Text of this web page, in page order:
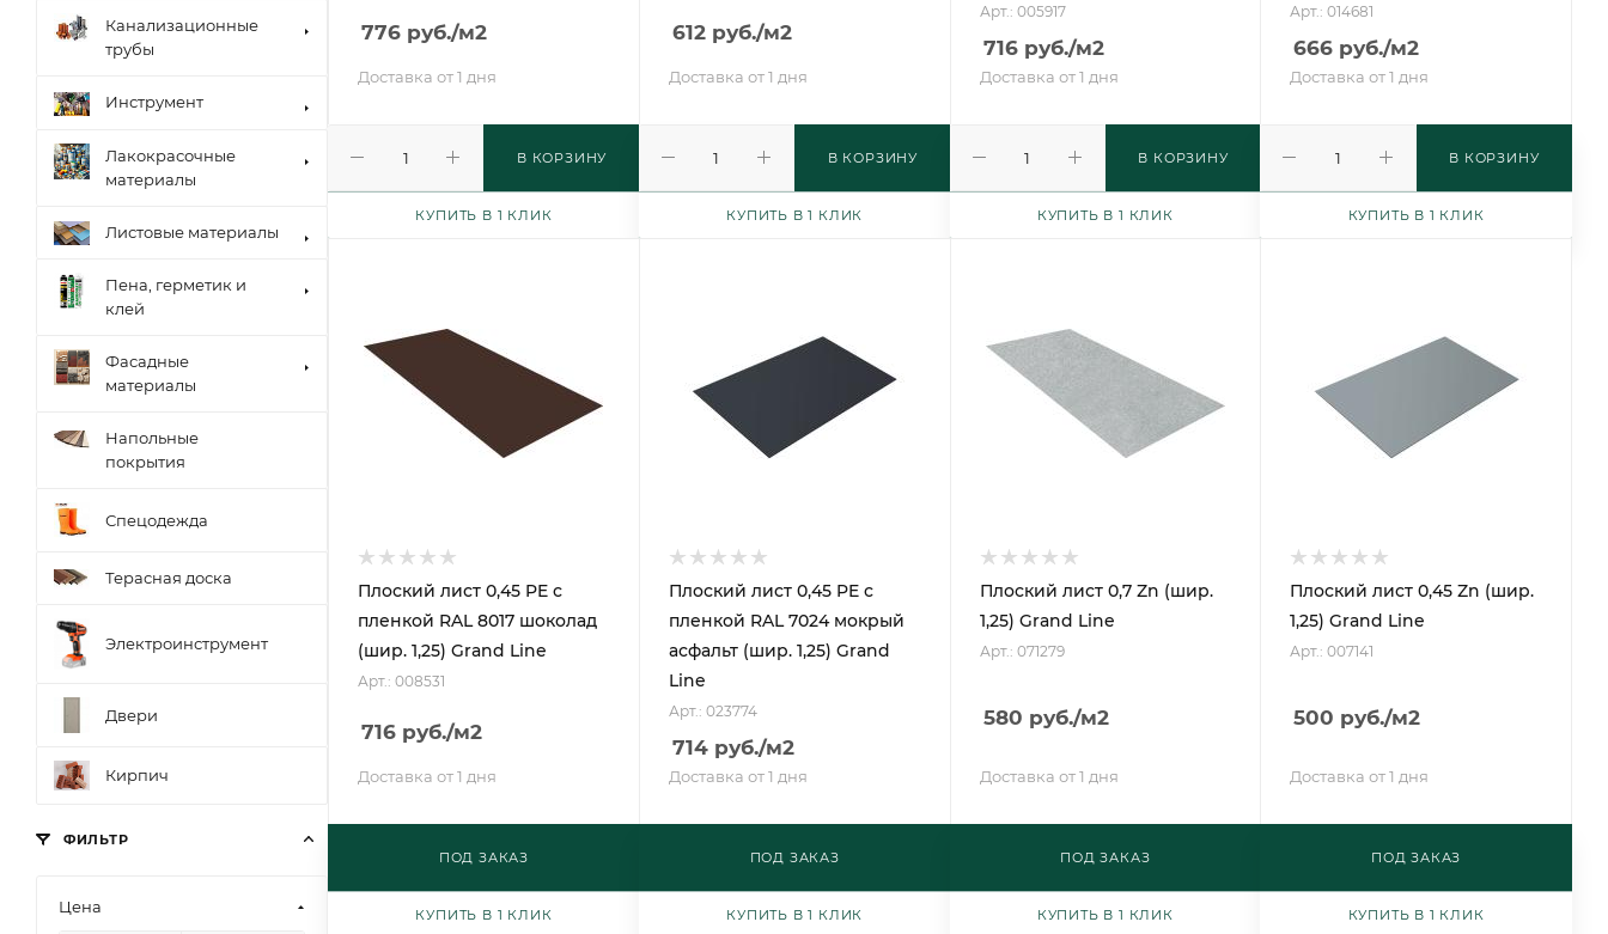
776 руб./м2
Доставка от 1 дня
В КОРЗИНУ
КУПИТЬ В 1 КЛИК
612руб./м2
Доставка от 1 дня
В КОРЗИНУ
КУПИТЬ В 1 КЛИК
Арт.: 005917
716руб./м2
Доставка от 1 дня
В КОРЗИНУ
КУПИТЬ В 1 КЛИК
Арт.: 014681
666 руб./м2
Доставка от 1 дня
В КОРЗИНУ
КУПИТЬ В 1 КЛИК
Плоский лист 0,45 PE с
пленкой RAL 8017 шоколад
(шир. 1,25) Grand Line
Арт.: 008531
716 руб./м2
Доставка от 1 дня
ПОД ЗАКАЗ
КУПИТЬ В 1 КЛИК
Плоский лист 0,45 PE с
пленкой RAL 7024 мокрый
асфальт (шир. 1,25) Grand
Line
Арт.: 023774
714руб./м2
Доставка от 1 дня
ПОД ЗАКАЗ
КУПИТЬ В 1 КЛИК
Плоский лист 0,7 Zn (шир.
1,25) Grand Line
Арт.: 071279
580 руб./м2
Доставка от 1 дня
ПОД ЗАКАЗ
КУПИТЬ В 1 КЛИК
Плоский лист 0,45 Zn (шир.
1,25) Grand Line
Арт.: 007141
500 руб./м2
Доставка от 1 дня
ПОД ЗАКАЗ
КУПИТЬ В 1 КЛИК
Канализационные
трубы
Инструмент
Лакокрасочные
материалы
Листовые материалы
Пена, герметик и
клей
Фасадные
материалы
Напольные
покрытия
Спецодежда
Терасная доска
Электроинструмент
Двери
Кирпич
ФИЛЬТР
Цена